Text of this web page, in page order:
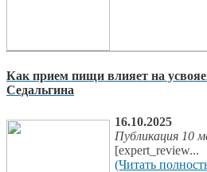
Как прием пищи влияет на
Седальгина
16.10.2025
Публикация 10
[expert_review...
(Читать